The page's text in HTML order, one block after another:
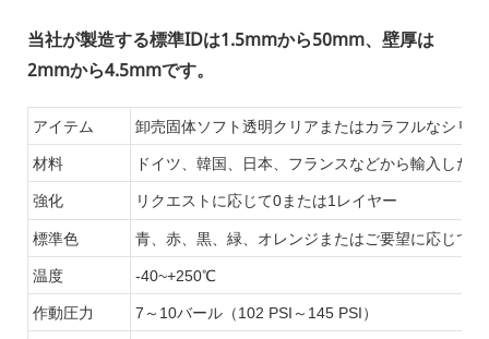
当社が製造する標準IDは1.5mmから50mm、壁厚は
2mmから4.5mmです。
アイテム 卸売固体ソフト透明クリアまたはカラフルなシリ
材料 ドイツ、韓国、日本、フランスなどから輸入した
強化 リクエストに応じて0または1レイヤー
標準色 青 赤 、黒、緑、オレンジまたはご要望に応じて。
温度 -40~+250℃
作動圧力 7～10バール（102 PSI～145 PSI）